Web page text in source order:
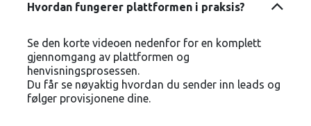
Hvordan fungerer plattformen i praksis?
Se den korte videoen nedenfor for en komplett
gjennomgang av plattformen og
henvisningsprosessen.
Du får se nøyaktig hvordan du sender inn leads og
følger provisjonene dine.